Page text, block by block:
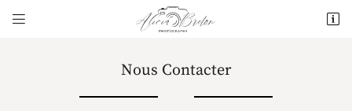
 
24 Rue Amédée VIII de Savoie
Nous Contacter